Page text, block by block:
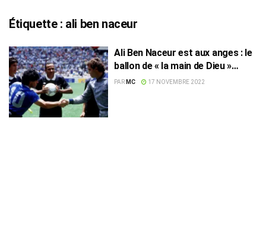
Étiquette : ali ben naceur
Ali Ben Naceur est aux anges : le
ballon de « la main de Dieu »
vendu 2,3 millions d’euros
PAR MC 17 NOVEMBRE 2022